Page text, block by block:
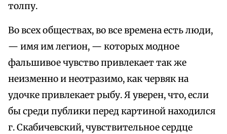
толпу.
Во всех обществах, во все времена есть люди,
— имя им легион, — которых модное
фальшивое чувство привлекает так же
неизменно и неотразимо, как червяк на
удочке привлекает рыбу. Я уверен, что, если
бы среди публики перед картиной находился
г. Скабичевский, чувствительное сердце